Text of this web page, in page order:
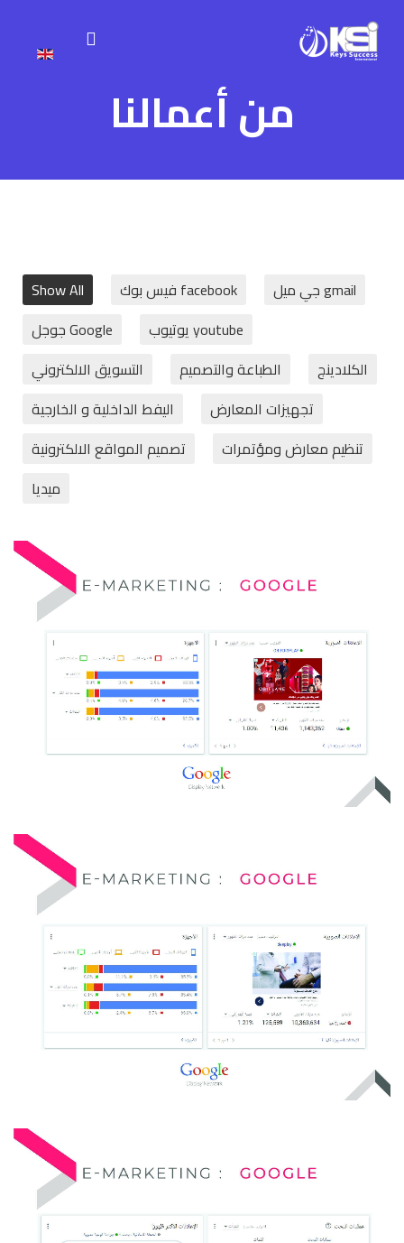
من أعمالنا
Show All facebook فيس بوك
gmail جي ميل
Google جوجل
youtube يوتيوب
التسويق الالكتروني
الطباعة والتصميم
الكلادينج
اليفط الداخلية و الخارجية
تجهيزات المعارض
تصميم المواقع الالكترونية
تنظيم معارض ومؤتمرات
ميديا